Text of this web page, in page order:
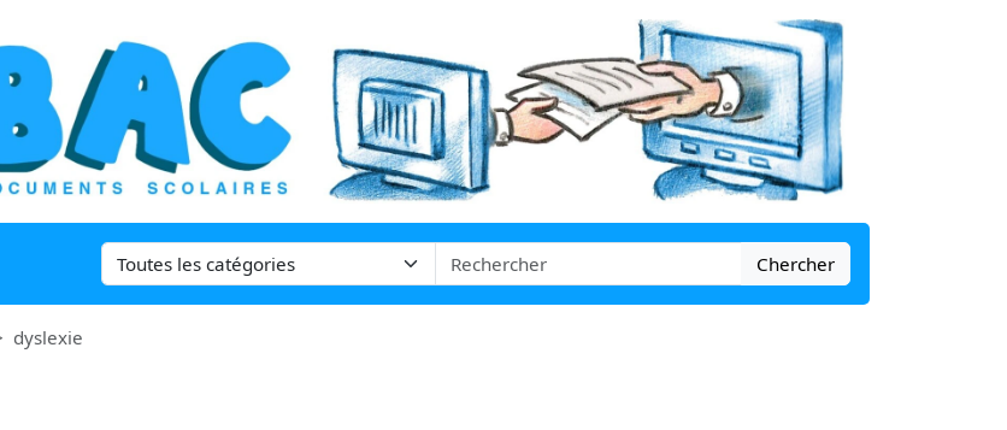
Chercher
dyslexie